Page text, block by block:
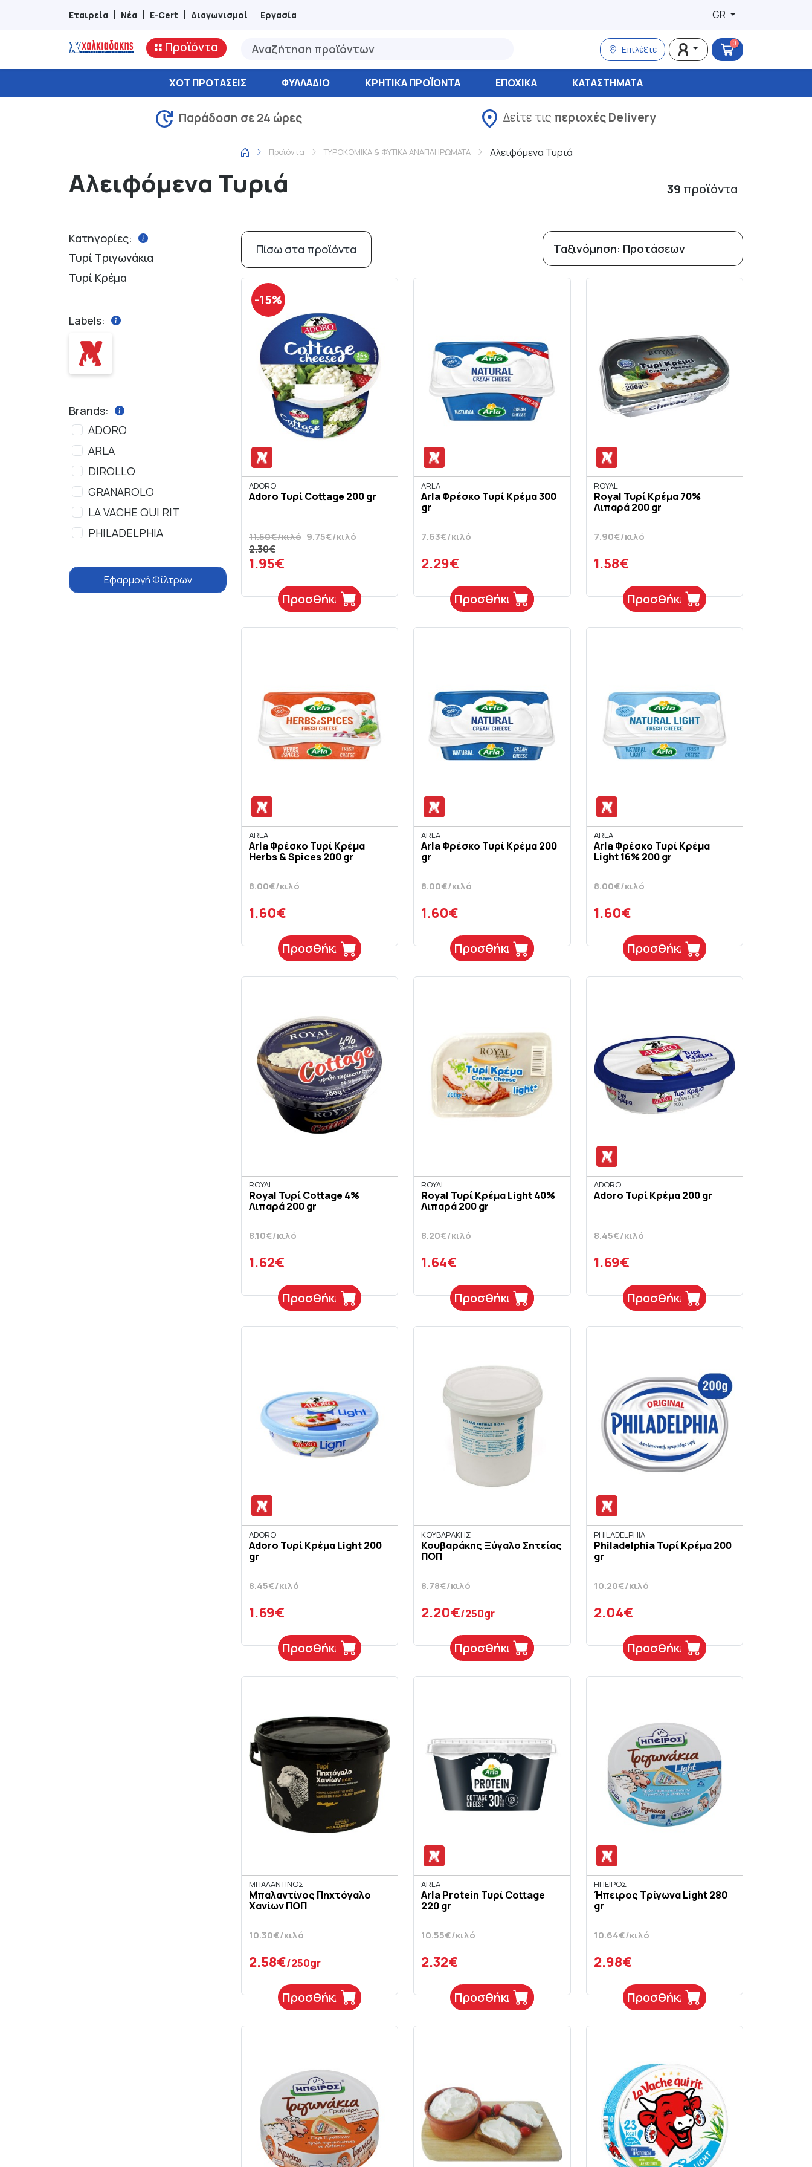
Εταιρεία Νέα E-Cert Διαγωνισμοί Εργασία GR
Προϊόντα Επιλέξτε
0
ΧΟΤ ΠΡΟΤΆΣΕΙΣ ΦΥΛΛΆΔΙΟ ΚΡΗΤΙΚΑ ΠΡΟΪΟΝΤΑ ΕΠΟΧΙΚΑ ΚΑΤΑΣΤΉΜΑΤΑ
Παράδοση σε 24 ώρες Δείτε τις περιοχές Delivery
Προϊόντα ΤΥΡΟΚΟΜΙΚΑ & ΦΥΤΙΚΑ ΑΝΑΠΛΗΡΩΜΑΤΑ Αλειφόμενα Τυριά
Αλειφόμενα Τυριά 39 προϊόντα
Κατηγορίες:
Τυρί Τριγωνάκια
Τυρί Κρέμα
Labels:
Brands:
ADORO
ARLA
DIROLLO
GRANAROLO
LA VACHE QUI RIT
PHILADELPHIA
ROYAL
VIRGILIO
Εφαρμογή Φίλτρων
Πίσω στα προϊόντα
-15%
ADORO
Adoro Τυρί Cottage 200 gr
11.50€/κιλό 9.75€/κιλό
2.30€
1.95€
Προσθήκη
ARLA
Arla Φρέσκο Τυρί Κρέμα 300
gr
7.63€/κιλό
2.29€
Προσθήκη
ROYAL
Royal Τυρί Κρέμα 70%
Λιπαρά 200 gr
7.90€/κιλό
1.58€
Προσθήκη
ARLA
Arla Φρέσκο Τυρί Κρέμα
Herbs & Spices 200 gr
8.00€/κιλό
1.60€
Προσθήκη
ARLA
Arla Φρέσκο Τυρί Κρέμα 200
gr
8.00€/κιλό
1.60€
Προσθήκη
ARLA
Arla Φρέσκο Τυρί Κρέμα
Light 16% 200 gr
8.00€/κιλό
1.60€
Προσθήκη
ROYAL
Royal Τυρί Cottage 4%
Λιπαρά 200 gr
8.10€/κιλό
1.62€
Προσθήκη
ROYAL
Royal Τυρί Κρέμα Light 40%
Λιπαρά 200 gr
8.20€/κιλό
1.64€
Προσθήκη
ADORO
Adoro Τυρί Κρέμα 200 gr
8.45€/κιλό
1.69€
Προσθήκη
ADORO
Adoro Τυρί Κρέμα Light 200
gr
8.45€/κιλό
1.69€
Προσθήκη
ΚΟΥΒΑΡΑΚΗΣ
Κουβαράκης Ξύγαλο Σητείας
ΠΟΠ
8.78€/κιλό
2.20€/250gr
Προσθήκη
PHILADELPHIA
Philadelphia Τυρί Κρέμα 200
gr
10.20€/κιλό
2.04€
Προσθήκη
ΜΠΑΛΑΝΤΙΝΟΣ
Μπαλαντίνος Πηχτόγαλο
Χανίων ΠΟΠ
10.30€/κιλό
2.58€/250gr
Προσθήκη
ARLA
Arla Protein Τυρί Cottage
220 gr
10.55€/κιλό
2.32€
Προσθήκη
ΗΠΕΙΡΟΣ
Ήπειρος Τρίγωνα Light 280
gr
10.64€/κιλό
2.98€
Προσθήκη